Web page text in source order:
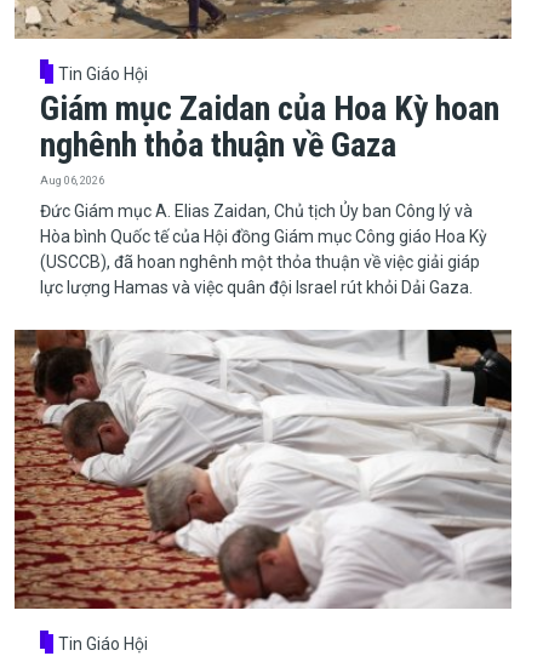
Tin Giáo Hội
Giám mục Zaidan của Hoa Kỳ hoan
nghênh thỏa thuận về Gaza
Aug 06, 2026
​​​​​​​Đức Giám mục A. Elias Zaidan, Chủ tịch Ủy ban Công lý và
Hòa bình Quốc tế của Hội đồng Giám mục Công giáo Hoa Kỳ
(USCCB), đã hoan nghênh một thỏa thuận về việc giải giáp
lực lượng Hamas và việc quân đội Israel rút khỏi Dải Gaza.
Tin Giáo Hội